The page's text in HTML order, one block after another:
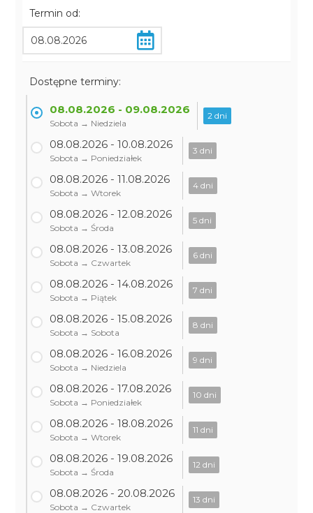
Termin od:
Dostępne terminy:
08.08.2026 - 09.08.2026
Sobota → Niedziela
2 dni
08.08.2026 - 10.08.2026
Sobota → Poniedziałek
3 dni
08.08.2026 - 11.08.2026
Sobota → Wtorek
4 dni
08.08.2026 - 12.08.2026
Sobota → Środa
5 dni
08.08.2026 - 13.08.2026
Sobota → Czwartek
6 dni
08.08.2026 - 14.08.2026
Sobota → Piątek
7 dni
08.08.2026 - 15.08.2026
Sobota → Sobota
8 dni
08.08.2026 - 16.08.2026
Sobota → Niedziela
9 dni
08.08.2026 - 17.08.2026
Sobota → Poniedziałek
10 dni
08.08.2026 - 18.08.2026
Sobota → Wtorek
11 dni
08.08.2026 - 19.08.2026
Sobota → Środa
12 dni
08.08.2026 - 20.08.2026
Sobota → Czwartek
13 dni